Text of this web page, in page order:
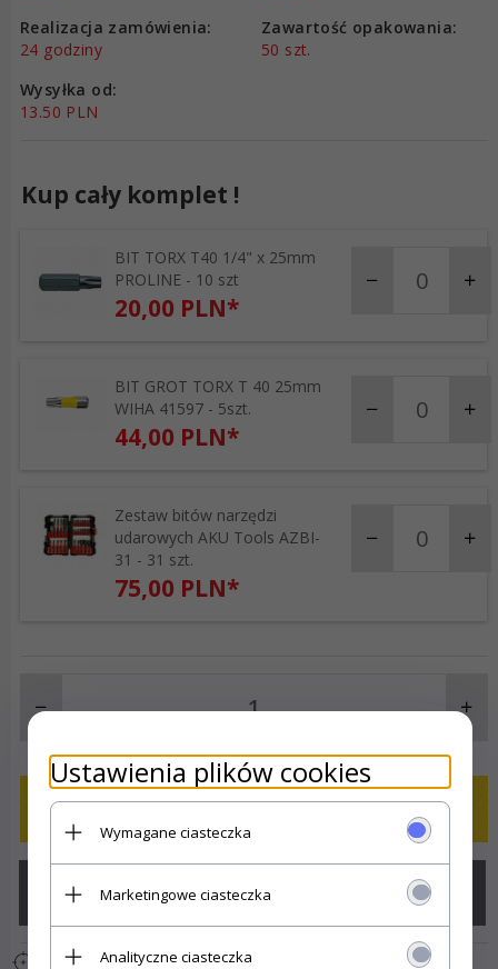
Realizacja zamówienia:
24 godziny
Zawartość opakowania:
50 szt.
Wysyłka od:
13.50 PLN
Kup cały komplet !
BIT TORX T40 1/4" x 25mm
PROLINE - 10 szt
20,00 PLN*
BIT GROT TORX T 40 25mm
WIHA 41597 - 5szt.
44,00 PLN*
Zestaw bitów narzędzi
udarowych AKU Tools AZBI-
31 - 31 szt.
75,00 PLN*
KUP TERAZ!
DODAJ DO SCHOWKA|DODAJ DO PORÓWNANIA
Ustawienia plików cookies
Wymagane ciasteczka
Marketingowe ciasteczka
Analityczne ciasteczka